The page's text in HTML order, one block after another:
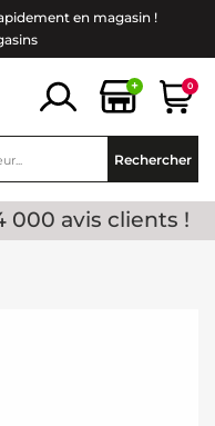
en magasin !
+ 0
Rechercher
000 avis clients !